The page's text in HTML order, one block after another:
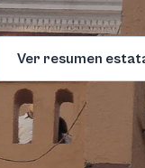
Ver resumen